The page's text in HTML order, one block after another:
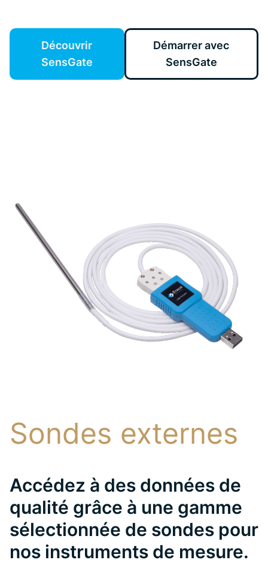
Découvrir
SensGate
Démarrer avec
SensGate
Sondes externes
Accédez à des données de
qualité grâce à une gamme
sélectionnée de sondes pour
nos instruments de mesure.